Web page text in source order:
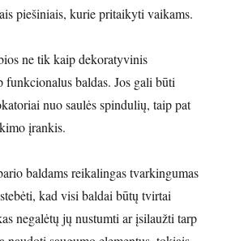
piešiniais, kurie pritaikyti vaikams.
ne tik kaip dekoratyvinis
funkcionalus baldas. Jos gali būti
nuo saulės spindulių, taip pat
įrankis.
baldams reikalingas tvarkingumas
kad visi baldai būtų tvirtai
negalėtų jų nustumti ar įsilaužti tarp